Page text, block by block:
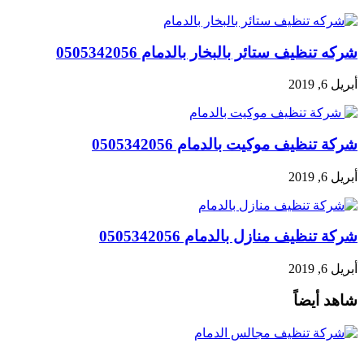
شركه تنظيف ستائر بالبخار بالدمام 0505342056
أبريل 6, 2019
شركة تنظيف موكيت بالدمام 0505342056
أبريل 6, 2019
شركة تنظيف منازل بالدمام 0505342056
أبريل 6, 2019
شاهد أيضاً